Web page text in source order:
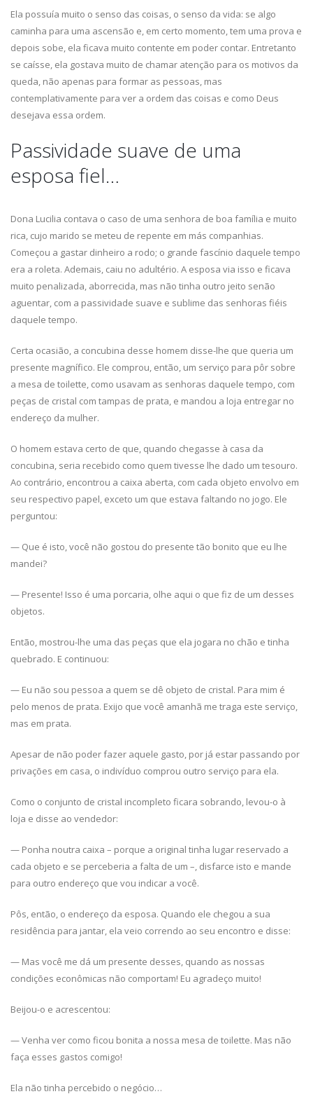
Ela possuía muito o senso das coisas, o senso da vida: se algo
caminha para uma ascensão e, em certo momento, tem uma prova e
depois sobe, ela ficava muito contente em poder contar. Entretanto
se caísse, ela gostava muito de chamar atenção para os motivos da
queda, não apenas para formar as pessoas, mas
contemplativamente para ver a ordem das coisas e como Deus
desejava essa ordem.
Passividade suave de uma
esposa fiel…
Dona Lucilia contava o caso de uma senhora de boa família e muito
rica, cujo marido se meteu de repente em más companhias.
Começou a gastar dinheiro a rodo; o grande fascínio daquele tempo
era a roleta. Ademais, caiu no adultério. A esposa via isso e ficava
muito penalizada, aborrecida, mas não tinha outro jeito senão
aguentar, com a passividade suave e sublime das senhoras fiéis
daquele tempo.
Certa ocasião, a concubina desse homem disse-lhe que queria um
presente magnífico. Ele comprou, então, um serviço para pôr sobre
a mesa de toilette, como usavam as senhoras daquele tempo, com
peças de cristal com tampas de prata, e mandou a loja entregar no
endereço da mulher.
O homem estava certo de que, quando chegasse à casa da
concubina, seria recebido como quem tivesse lhe dado um tesouro.
Ao contrário, encontrou a caixa aberta, com cada objeto envolvo em
seu respectivo papel, exceto um que estava faltando no jogo. Ele
perguntou:
— Que é isto, você não gostou do presente tão bonito que eu lhe
mandei?
— Presente! Isso é uma porcaria, olhe aqui o que fiz de um desses
objetos.
Então, mostrou-lhe uma das peças que ela jogara no chão e tinha
quebrado. E continuou:
— Eu não sou pessoa a quem se dê objeto de cristal. Para mim é
pelo menos de prata. Exijo que você amanhã me traga este serviço,
mas em prata.
Apesar de não poder fazer aquele gasto, por já estar passando por
privações em casa, o indivíduo comprou outro serviço para ela.
Como o conjunto de cristal incompleto ficara sobrando, levou-o à
loja e disse ao vendedor:
— Ponha noutra caixa – porque a original tinha lugar reservado a
cada objeto e se perceberia a falta de um –, disfarce isto e mande
para outro endereço que vou indicar a você.
Pôs, então, o endereço da esposa. Quando ele chegou a sua
residência para jantar, ela veio correndo ao seu encontro e disse:
— Mas você me dá um presente desses, quando as nossas
condições econômicas não comportam! Eu agradeço muito!
Beijou-o e acrescentou:
— Venha ver como ficou bonita a nossa mesa de toilette. Mas não
faça esses gastos comigo!
Ela não tinha percebido o negócio…